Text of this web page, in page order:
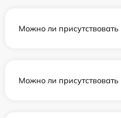
Можно ли
Можно ли